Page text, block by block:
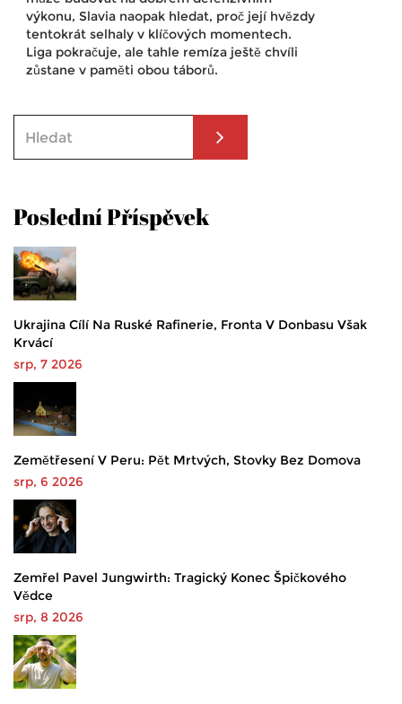
výkonu, Slavia naopak hledat, proč její hvězdy
tentokrát selhaly v klíčových momentech.
Liga pokračuje, ale tahle remíza ještě chvíli
zůstane v paměti obou táborů.
Poslední Příspěvek
Ukrajina Cílí Na Ruské Rafinerie, Fronta V Donbasu Však
Krvácí
srp, 7 2026
Zemětřesení V Peru: Pět Mrtvých, Stovky Bez Domova
srp, 6 2026
Zemřel Pavel Jungwirth: Tragický Konec Špičkového
Vědce
srp, 8 2026